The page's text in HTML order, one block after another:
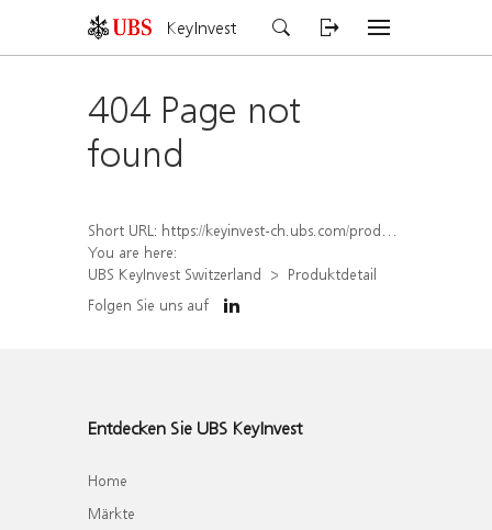
KeyInvest
404 Page not
found
Short URL: https://keyinvest-ch.ubs.com/produkt/detail/index/isin/CH1562156823
You are here:
UBS KeyInvest Switzerland
Produktdetail
Folgen Sie uns auf
Entdecken Sie UBS KeyInvest
Home
Märkte